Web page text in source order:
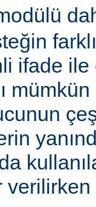
ifade ile